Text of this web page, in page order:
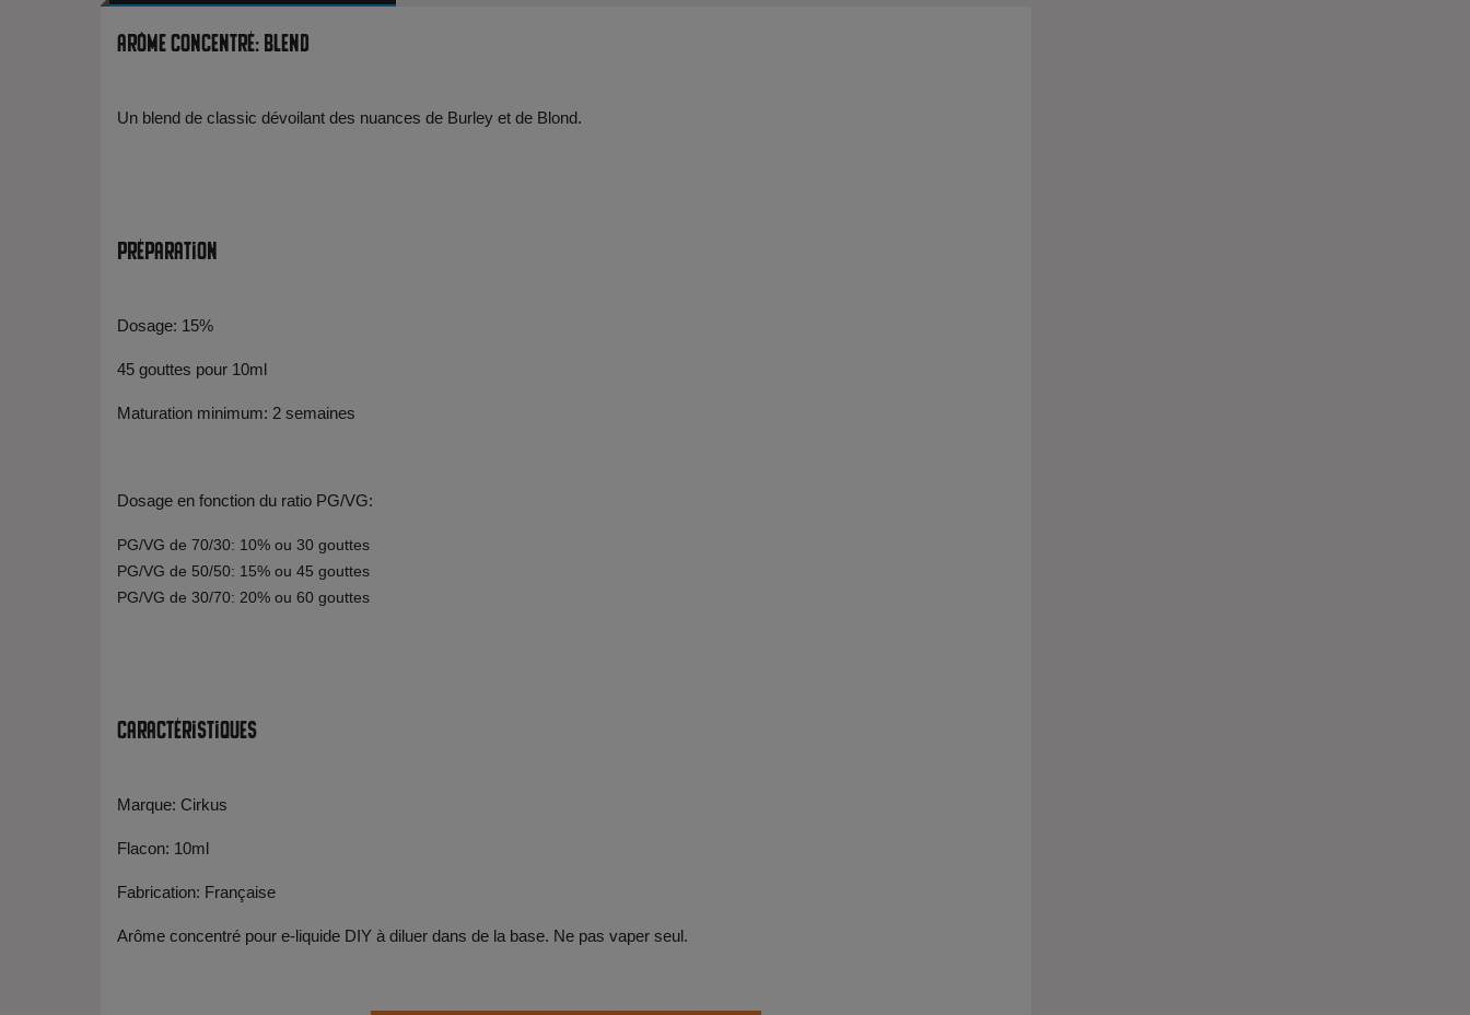
Arôme Concentré: Blend
Un blend de classic dévoilant des nuances de Burley et de Blond.
Préparation
Dosage: 15%
45 gouttes pour 10ml
Maturation minimum: 2 semaines
Dosage en fonction du ratio PG/VG:
PG/VG de 70/30: 10% ou 30 gouttes
PG/VG de 50/50: 15% ou 45 gouttes
PG/VG de 30/70: 20% ou 60 gouttes
Caractéristiques
Marque: Cirkus
Flacon: 10ml
Fabrication: Française
Arôme concentré pour e-liquide DIY à diluer dans de la base. Ne pas vaper seul.